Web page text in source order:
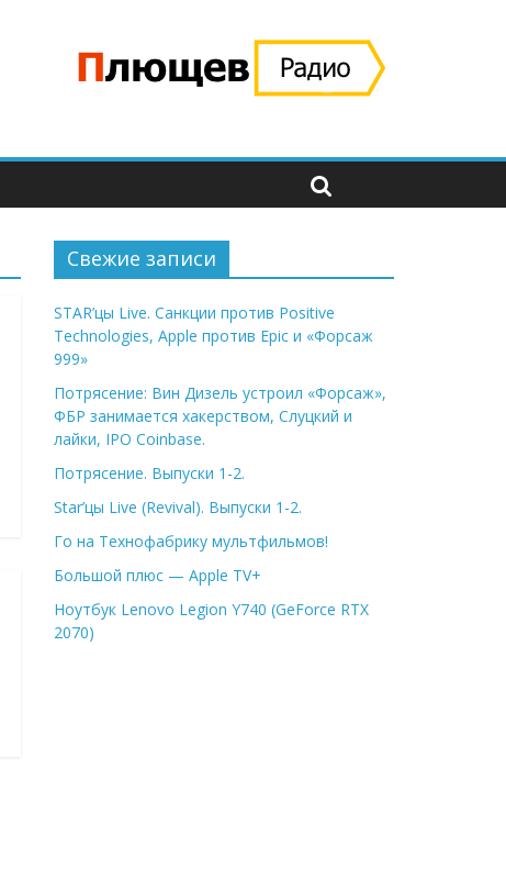
Свежие записи
STAR’цы Live. Санкции против Positive
Technologies, Apple против Epic и «Форсаж
999»
Потрясение: Вин Дизель устроил «Форсаж»,
ФБР занимается хакерством, Слуцкий и
лайки, IPO Coinbase.
Потрясение. Выпуски 1-2.
Star’цы Live (Revival). Выпуски 1-2.
Го на Технофабрику мультфильмов!
Большой плюс — Apple TV+
Ноутбук Lenovo Legion Y740 (GeForce RTX
2070)